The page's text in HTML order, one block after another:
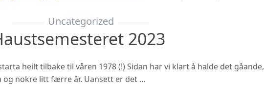
Uncategorized
2023
heilt tilbake til våren 1978 (!) Sidan har vi klart å halde det gåande,
og nokre litt færre år. Uansett er det …